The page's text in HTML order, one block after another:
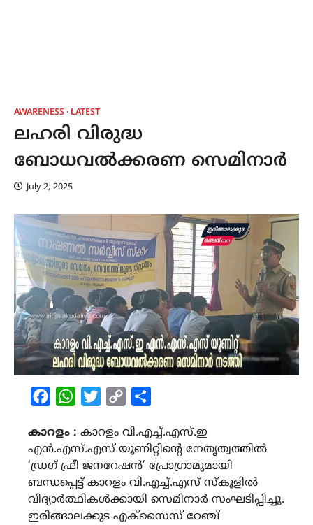
AWARENESS LATEST
ലഹരി വിരുദ്ധ
ബോധവൽക്കരണ സെമിനാർ
July 2, 2025
FacebookWhatsAppTwitterCopy
കാറളം : കാറളം വി.എച്ച്.എസ്.ഇ
എൻ.എസ്.എസ് യൂണിറ്റിന്റെ നേതൃത്വത്തിൽ
‘ഡ്രഗ് ഫ്രീ ജനറേഷൻ’ പ്രോഗ്രാമുമായി
ബന്ധപ്പെട്ട് കാറളം വി.എച്ച്.എസ് സ്കൂളിൽ
വിദ്യാർത്ഥികൾക്കായി സെമിനാർ സംഘടിപ്പിച്ചു.
ഇരിങ്ങാലക്കുട എക്സൈസ് റേഞ്ച്